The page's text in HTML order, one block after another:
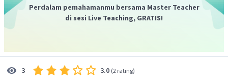
Perdalam pemahamanmu bersama Master Teacher
di sesi Live Teaching, GRATIS!
3 3.0 (2 rating)